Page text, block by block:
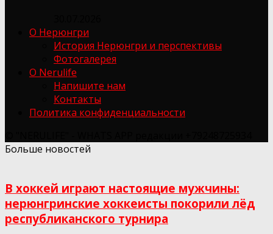
О Нерюнгри
История Нерюнгри и перспективы
Фотогалерея
О Nerulife
Напишите нам
Контакты
Политика конфиденциальности
Больше новостей
В хоккей играют настоящие мужчины:
нерюнгринские хоккеисты покорили лёд
республиканского турнира